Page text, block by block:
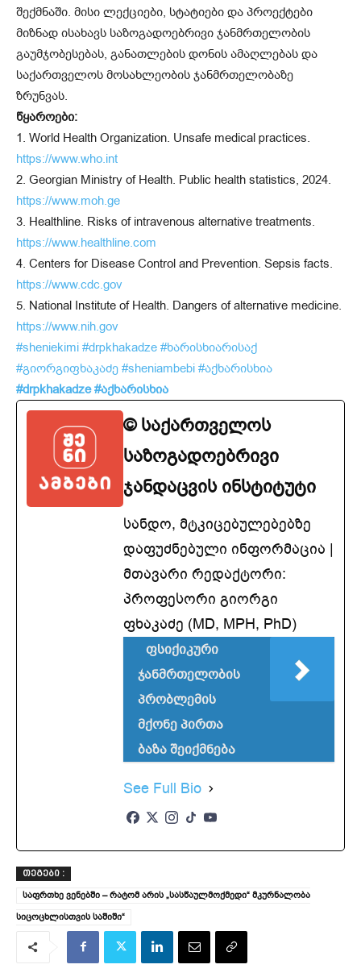
შექმნაში. მისი ლექციები, სტატიები და პროექტები
მიზნად ისახავს საზოგადოებრივი ჯანმრთელობის
გაუმჯობესებას, განათლების დონის ამაღლებას და
საქართველოს მოსახლეობის ჯანმრთელობაზე
ზრუნვას.
წყაროები:
1. World Health Organization. Unsafe medical practices.
https://www.who.int
2. Georgian Ministry of Health. Public health statistics, 2024.
https://www.moh.ge
3. Healthline. Risks of intravenous alternative treatments.
https://www.healthline.com
4. Centers for Disease Control and Prevention. Sepsis facts.
https://www.cdc.gov
5. National Institute of Health. Dangers of alternative medicine.
https://www.nih.gov
#sheniekimi #drpkhakadze #ხარისხიარისაქ
#გიორგიფხაკაძე #sheniambebi #აქხარისხია
#drpkhakadze #აქხარისხია
© საქართველოს
საზოგადოებრივი
ჯანდაცვის ინსტიტუტი
სანდო, მტკიცებულებებზე
დაფუძნებული ინფორმაცია |
მთავარი რედაქტორი:
პროფესორი გიორგი
ფხაკაძე (MD, MPH, PhD)
ფსიქიკური
ჯანმრთელობის
პრობლემის
მქონე პირთა
ბაზა შეიქმნება
See Full Bio
ᲗᲔᲒᲔᲑᲘ :
საფრთხე ვენებში – რატომ არის „სასწაულმოქმედი“ მკურნალობა
სიცოცხლისთვის საშიში“